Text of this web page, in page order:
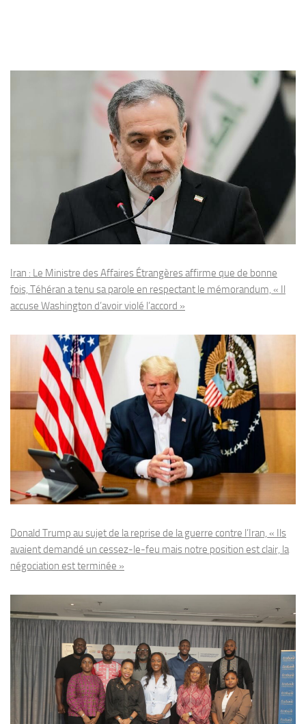
Iran : Le Ministre des Affaires Étrangères affirme que de bonne
fois, Téhéran a tenu sa parole en respectant le mémorandum, « Il
accuse Washington d’avoir violé l’accord »
Donald Trump au sujet de la reprise de la guerre contre l’Iran, « Ils
avaient demandé un cessez-le-feu mais notre position est clair, la
négociation est terminée »